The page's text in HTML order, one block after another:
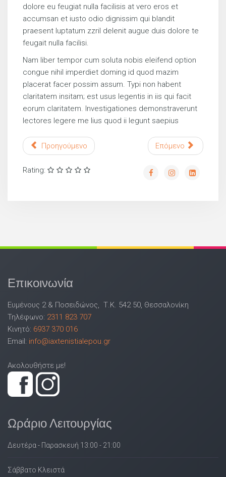
dolore eu feugiat nulla facilisis at vero eros et
accumsan et iusto odio dignissim qui blandit
praesent luptatum zzril delenit augue duis dolore te
feugait nulla facilisi.
Nam liber tempor cum soluta nobis eleifend option
congue nihil imperdiet doming id quod mazim
placerat facer possim assum. Typi non habent
claritatem insitam; est usus legentis in iis qui facit
eorum claritatem. Investigationes demonstraverunt
lectores legere me lius quod ii legunt saepius
Προηγούμενο Επόμενο
Rating:
Επικοινωνία
Ευμένους 2 & Ποσειδώνος, Τ.Κ. 542 50, Θεσσαλονίκη
Τηλέφωνο: 2311 823 707
Κινητό: 6937 370 016
Email: info@iaxtenistialepou.gr
Ακολουθήστε με!
Ωράριο Λειτουργίας
Δευτέρα - Παρασκευή 13:00 - 21:00
Σάββατο Κλειστά